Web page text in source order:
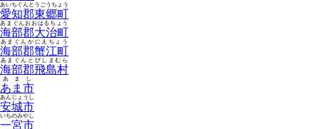
愛知郡東郷町
あいちぐんとうごうちょう
海部郡大治町
あまぐんおおはるちょう
海部郡蟹江町
あまぐんかにえちょう
海部郡飛島村
あまぐんとびしまむら
あま市
あまし
安城市
あんじょうし
一宮市
いちのみやし